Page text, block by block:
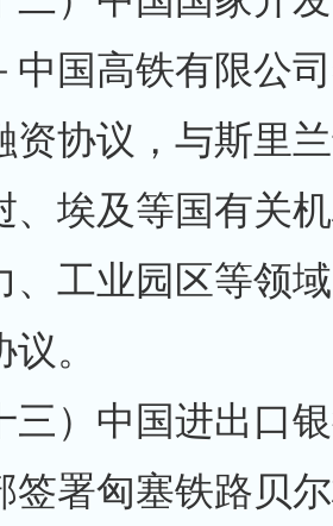
中国高铁有限公
资协议，与斯里
、埃及等国有关
、工业园区等领
。
）中国进出口银
签署匈塞铁路贝